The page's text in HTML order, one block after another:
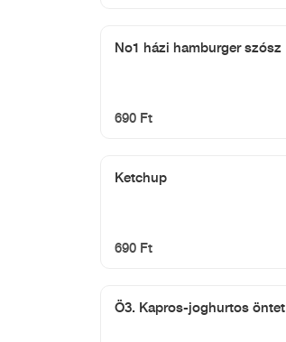
No1 házi hamburger szósz
690 Ft
Ketchup
690 Ft
Ö3. Kapros-joghurtos öntet